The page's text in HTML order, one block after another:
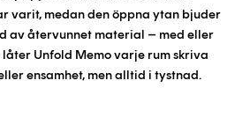
varit, medan den öppna ytan bjuder
av återvunnet material – med eller
Unfold Memo varje rum skriva
ensamhet, men alltid i tystnad.